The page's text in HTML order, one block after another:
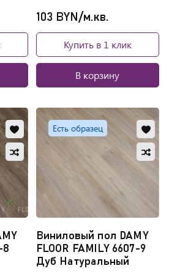
103 BYN/м.кв.
Купить в 1 клик
В корзину
8
Добавить
в
избранное
Обновляю
список...
Добавить
в
сравнение
Есть образец
Виниловый пол DAMY
FLOOR FAMILY 6607-9
Дуб Натуральный
в
в